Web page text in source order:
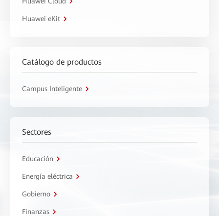
Huawei eKit
Catálogo de productos
Campus Inteligente
Sectores
Educación
Energía eléctrica
Gobierno
Finanzas